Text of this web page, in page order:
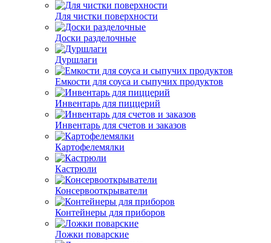
Для чистки поверхности
Доски разделочные
Дуршлаги
Емкости для соуса и сыпучих продуктов
Инвентарь для пиццерий
Инвентарь для счетов и заказов
Картофелемялки
Кастрюли
Консервооткрыватели
Контейнеры для приборов
Ложки поварские